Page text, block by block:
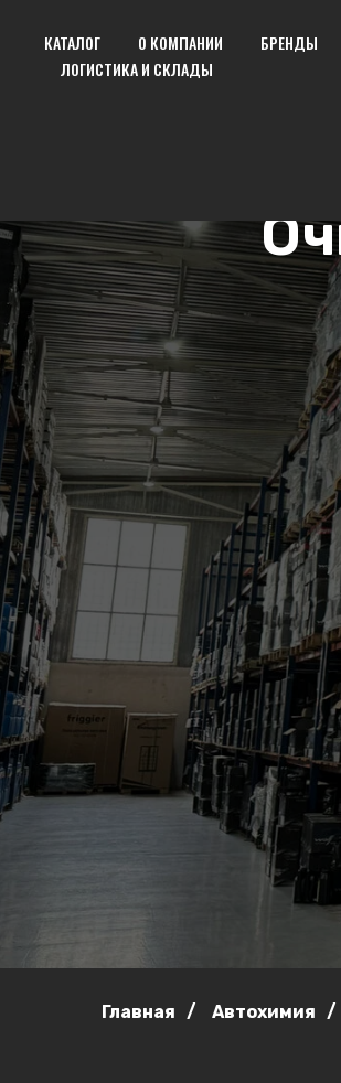
КАТАЛОГ О КОМПАНИИ БРЕНДЫ
ЛОГИСТИКА И СКЛАДЫ
Главная / Автохимия /